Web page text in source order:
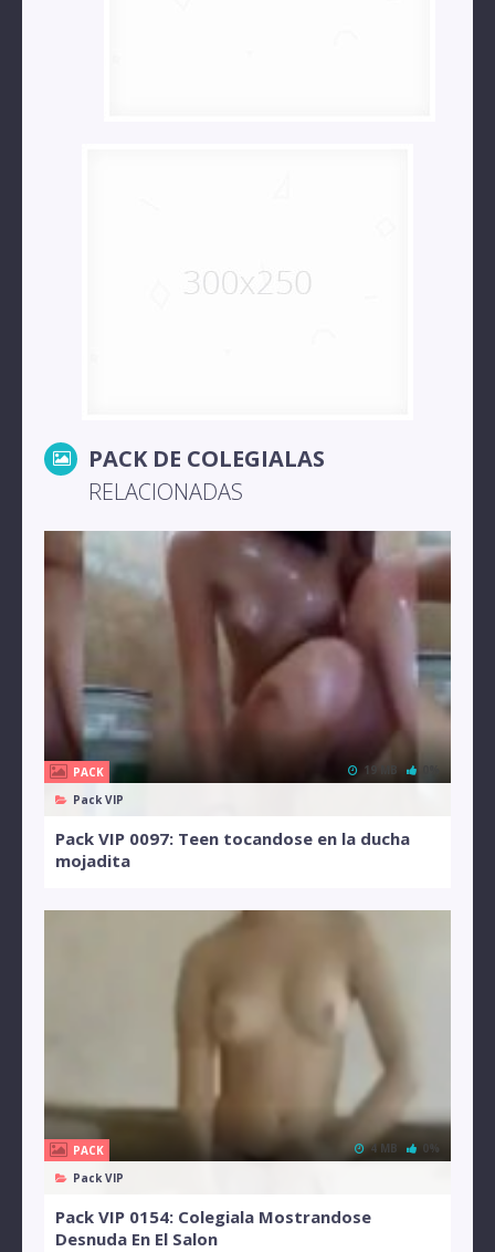
PACK DE COLEGIALAS
RELACIONADAS
PACK
Pack VIP
19 MB
Pack VIP 0097: Teen tocandose en la ducha
mojadita
PACK
Pack VIP
4 MB 0%
Pack VIP 0154: Colegiala Mostrandose
Desnuda En El Salon